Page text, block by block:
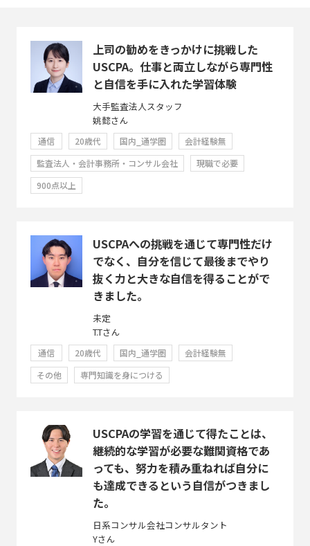
上司の勧めをきっかけに挑戦した
USCPA。仕事と両立しながら専門性
と自信を手に入れた学習体験
大手監査法人スタッフ
姚懿さん
通信 20歳代 国内_通学圏
会計経験無
監査法人・会計事務所・コンサル会社
現職で必要
900点以上
USCPAへの挑戦を通じて専門性だけ
でなく、自分を信じて最後までやり
抜く力と大きな自信を得ることがで
きました。
未定
T.Tさん
通信 20歳代 国内_通学圏
会計経験無
その他
専門知識を身につける
USCPAの学習を通じて得たことは、
継続的な学習が必要な難関資格であ
っても、努力を積み重ねれば自分に
も達成できるという自信がつきまし
た。
日系コンサル会社コンサルタント
Yさん